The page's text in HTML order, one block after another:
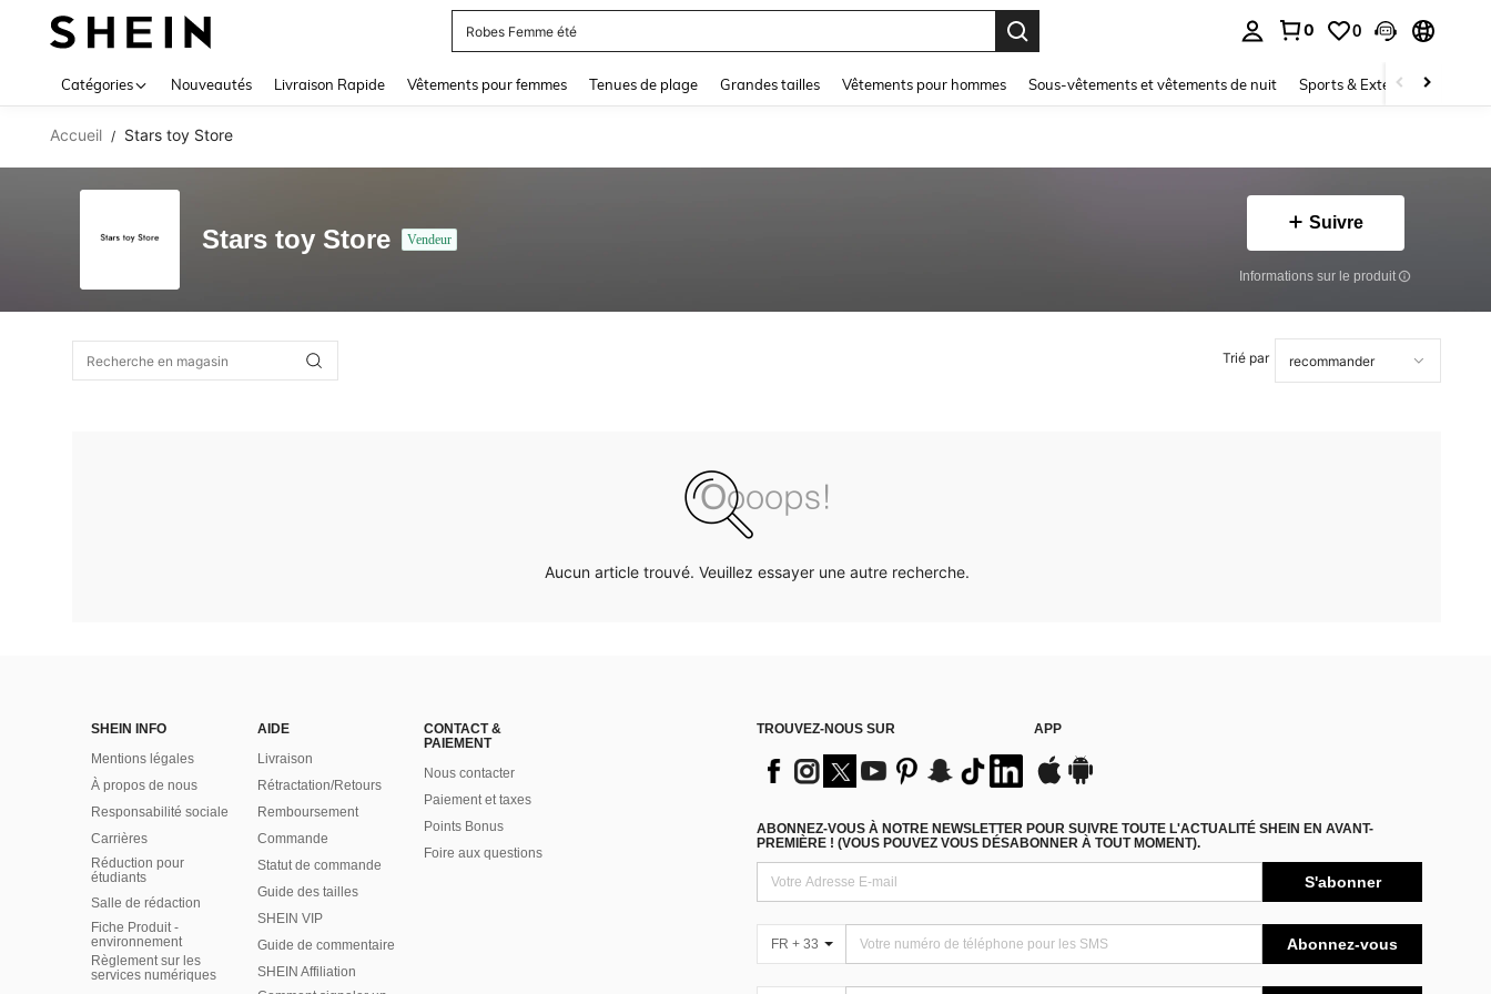
Robes Femme été
0 0
Catégories Nouveautés Livraison Rapide Vêtements pour femmes Tenues de plage Grandes tailles Vêtements pour hommes Sous-vêtements et vêtements de nuit Sports & Extérieur
Accueil / Stars toy Store
Stars toy Store Vendeur
Suivre
Informations sur le produit
Trié par
Aucun article trouvé. Veuillez essayer une autre recherche.
SHEIN INFO
Mentions légales
À propos de nous
Responsabilité sociale
Carrières
Réduction pour
étudiants
Salle de rédaction
Fiche Produit -
environnement
Règlement sur les
services numériques
AIDE
Livraison
Rétractation/Retours
Remboursement
Commande
Statut de commande
Guide des tailles
SHEIN VIP
Guide de commentaire
SHEIN Affiliation
CONTACT &
PAIEMENT
Nous contacter
Paiement et taxes
Points Bonus
Foire aux questions
TROUVEZ-NOUS SUR APP
ABONNEZ-VOUS À NOTRE NEWSLETTER POUR SUIVRE TOUTE L'ACTUALITÉ SHEIN EN AVANT-
PREMIÈRE ! (VOUS POUVEZ VOUS DÉSABONNER À TOUT MOMENT).
S'abonner
FR + 33 Abonnez-vous